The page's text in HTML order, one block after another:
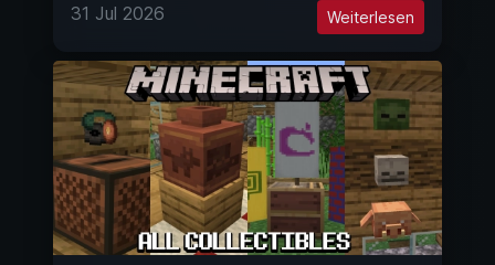
31 Jul 2026 Weiterlesen